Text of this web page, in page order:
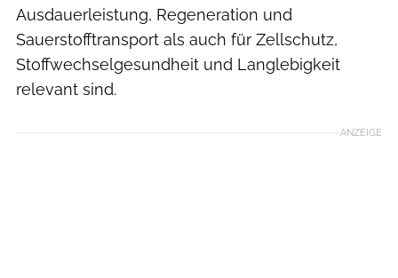
Ausdauerleistung, Regeneration und
Sauerstofftransport als auch für Zellschutz,
Stoffwechselgesundheit und Langlebigkeit
relevant sind.
ANZEIGE